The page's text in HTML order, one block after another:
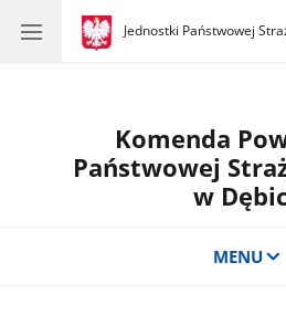
gov.pl
Jednostki Państwowej
gov.pl
Jednostki
Komenda
Państwowej
w
MENU